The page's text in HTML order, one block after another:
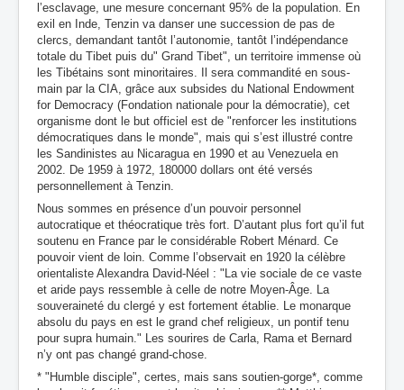
l’esclavage, une mesure concernant 95% de la population. En
exil en Inde, Tenzin va danser une succession de pas de
clercs, demandant tantôt l’autonomie, tantôt l’indépendance
totale du Tibet puis du" Grand Tibet", un territoire immense où
les Tibétains sont minoritaires. Il sera commandité en sous-
main par la CIA, grâce aux subsides du National Endowment
for Democracy (Fondation nationale pour la démocratie), cet
organisme dont le but officiel est de "renforcer les institutions
démocratiques dans le monde", mais qui s’est illustré contre
les Sandinistes au Nicaragua en 1990 et au Venezuela en
2002. De 1959 à 1972, 180000 dollars ont été versés
personnellement à Tenzin.
Nous sommes en présence d’un pouvoir personnel
autocratique et théocratique très fort. D’autant plus fort qu’il fut
soutenu en France par le considérable Robert Ménard. Ce
pouvoir vient de loin. Comme l’observait en 1920 la célèbre
orientaliste Alexandra David-Néel : "La vie sociale de ce vaste
et aride pays ressemble à celle de notre Moyen-Âge. La
souveraineté du clergé y est fortement établie. Le monarque
absolu du pays en est le grand chef religieux, un pontif tenu
pour supra humain." Les sourires de Carla, Rama et Bernard
n’y ont pas changé grand-chose.
* "Humble disciple", certes, mais sans soutien-gorge*, comme